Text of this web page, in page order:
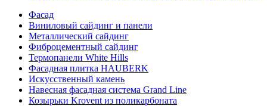
Фасад
Виниловый сайдинг и панели
Металлический сайдинг
Фиброцементный сайдинг
Термопанели White Hills
Фасадная плитка HAUBERK
Искусственный камень
Навесная фасадная система Grand Line
Козырьки Krovent из поликарбоната